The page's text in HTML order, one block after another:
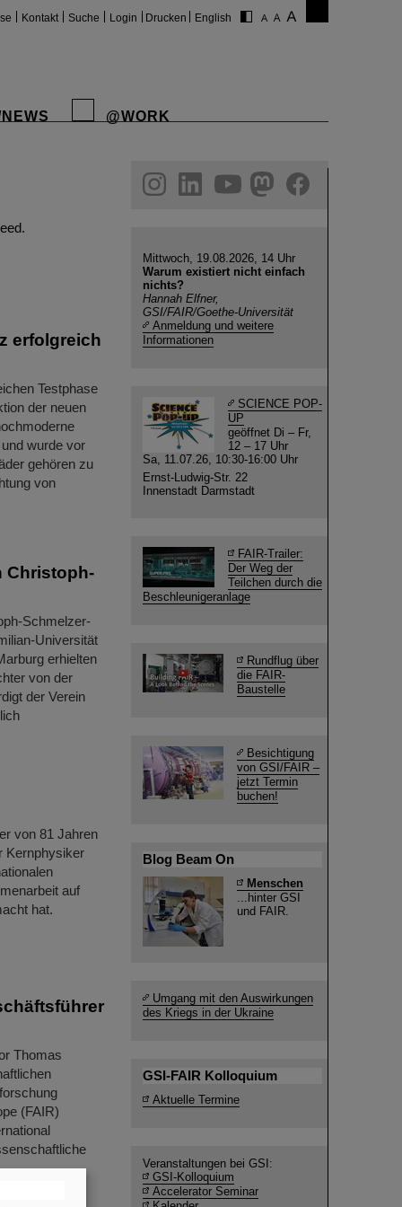
Kontakt Suche Login Drucken English
@WORK
erfolgreich
Testphase
der neuen
wurde vor
gehören zu
von
Christoph-
Schmelzer-
Universität
erhielten
von der
der Verein
von 81 Jahren
Kernphysiker
auf
hat.
Thomas
(FAIR)
helmholtz.social
facebook
Mittwoch, 19.08.2026, 14 Uhr
Warum existiert nicht einfach
nichts?
Hannah Elfner,
GSI/FAIR/Goethe-Universität
Anmeldung und weitere
Informationen
SCIENCE POP-
UP
geöffnet Di – Fr,
12 – 17 Uhr
Sa, 11.07.26, 10:30-16:00 Uhr
Ernst-Ludwig-Str. 22
Innenstadt Darmstadt
FAIR-Trailer:
Der Weg der
Teilchen durch die
Beschleunigeranlage
Rundflug über
die FAIR-
Baustelle
Besichtigung
von GSI/FAIR –
jetzt Termin
buchen!
Blog Beam On
Menschen
...hinter GSI
und FAIR.
Umgang mit den Auswirkungen
des Kriegs in der Ukraine
GSI-FAIR Kolloquium
Aktuelle Termine
Veranstaltungen bei GSI:
GSI-Kolloquium
Accelerator Seminar